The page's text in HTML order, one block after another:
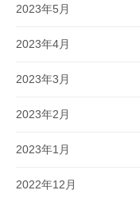
2023年5月
2023年4月
2023年3月
2023年2月
2023年1月
2022年12月